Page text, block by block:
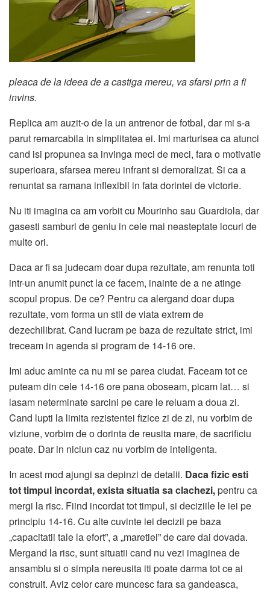
pleaca de la ideea de a castiga mereu, va sfarsi prin a fi
invins.
Replica am auzit-o de la un antrenor de fotbal, dar mi s-a
parut remarcabila in simplitatea ei. Imi marturisea ca atunci
cand isi propunea sa invinga meci de meci, fara o motivatie
superioara, sfarsea mereu infrant si demoralizat. Si ca a
renuntat sa ramana inflexibil in fata dorintei de victorie.
Nu iti imagina ca am vorbit cu Mourinho sau Guardiola, dar
gasesti samburi de geniu in cele mai neasteptate locuri de
multe ori.
Daca ar fi sa judecam doar dupa rezultate, am renunta toti
intr-un anumit punct la ce facem, inainte de a ne atinge
scopul propus. De ce? Pentru ca alergand doar dupa
rezultate, vom forma un stil de viata extrem de
dezechilibrat. Cand lucram pe baza de rezultate strict, imi
treceam in agenda si program de 14-16 ore.
Imi aduc aminte ca nu mi se parea ciudat. Faceam tot ce
puteam din cele 14-16 ore pana oboseam, picam lat… si
lasam neterminate sarcini pe care le reluam a doua zi.
Cand lupti la limita rezistentei fizice zi de zi, nu vorbim de
viziune, vorbim de o dorinta de reusita mare, de sacrificiu
poate. Dar in niciun caz nu vorbim de inteligenta.
In acest mod ajungi sa depinzi de detalii. Daca fizic esti
tot timpul incordat, exista situatia sa clachezi,pentru ca
mergi la risc. Fiind incordat tot timpul, si deciziile le iei pe
principiu 14-16. Cu alte cuvinte iei decizii pe baza
„capacitatii tale la efort”, a „maretiei” de care dai dovada.
Mergand la risc, sunt situatii cand nu vezi imaginea de
ansamblu si o simpla nereusita iti poate darma tot ce ai
construit. Aviz celor care muncesc fara sa gandeasca,